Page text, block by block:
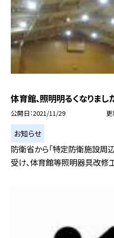
体育館、照明明るくなりまし
公開日 2021/11/29 更
お知らせ
防衛省から「特定防衛施設周
受け、体育館等照明器具改修